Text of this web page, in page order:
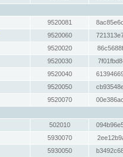
9520081
9520060
9520020
9520030
9520040
9520050
9520070
502010
5930070
5930050